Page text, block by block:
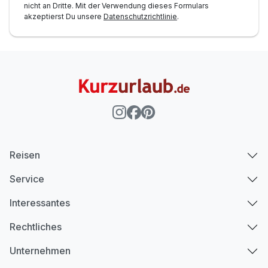
nicht an Dritte. Mit der Verwendung dieses Formulars
akzeptierst Du unsere Datenschutzrichtlinie.
Reisen
Service
Interessantes
Rechtliches
Unternehmen